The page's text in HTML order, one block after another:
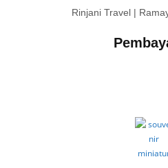
Rinjani Travel |